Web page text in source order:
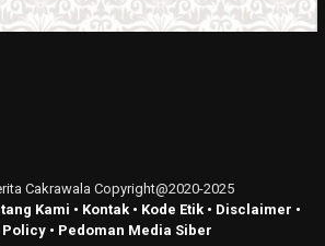
Cakrawala Copyright@2020-2025
Kami • Kontak • Kode Etik • Disclaimer •
• Pedoman Media Siber